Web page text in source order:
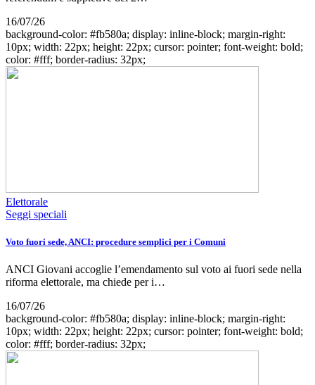
16/07/26
background-color: #fb580a; display: inline-block; margin-right:
10px; width: 22px; height: 22px; cursor: pointer; font-weight: bold;
color: #fff; border-radius: 32px;
Elettorale
Seggi speciali
Voto fuori sede, ANCI: procedure semplici per i Comuni
ANCI Giovani accoglie l’emendamento sul voto ai fuori sede nella
riforma elettorale, ma chiede per i…
16/07/26
background-color: #fb580a; display: inline-block; margin-right:
10px; width: 22px; height: 22px; cursor: pointer; font-weight: bold;
color: #fff; border-radius: 32px;